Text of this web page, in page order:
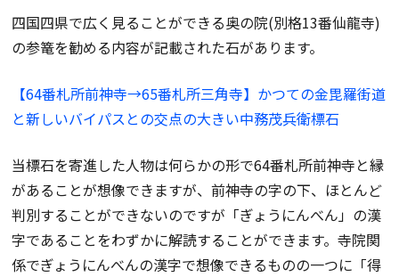
四国四県で広く見ることができる奥の院(別格13番仙龍寺)
の参篭を勧める内容が記載された石があります。
【64番札所前神寺→65番札所三角寺】かつての金毘羅街道
と新しいバイパスとの交点の大きい中務茂兵衛標石
当標石を寄進した人物は何らかの形で64番札所前神寺と縁
があることが想像できますが、前神寺の字の下、ほとんど
判別することができないのですが「ぎょうにんべん」の漢
字であることをわずかに解読することができます。寺院関
係でぎょうにんべんの漢字で想像できるものの一つに「得